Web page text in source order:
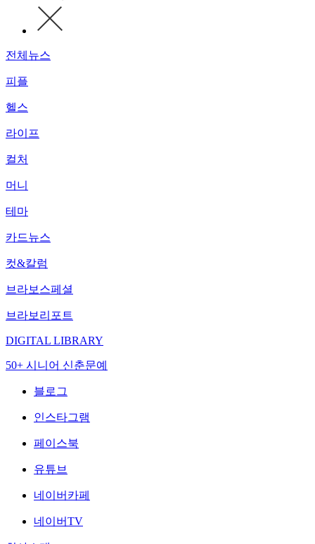
전체뉴스
피플
헬스
라이프
컬처
머니
테마
카드뉴스
컷&칼럼
브라보스페셜
브라보리포트
DIGITAL LIBRARY
50+ 시니어 신춘문예
블로그
인스타그램
페이스북
유튜브
네이버카페
네이버TV